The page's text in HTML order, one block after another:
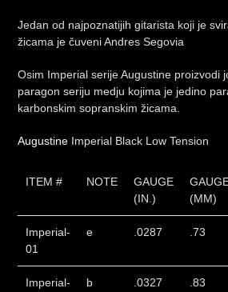
Jedan od najpoznatijih gitarista koji je
žicama je čuveni Andres Segovia
Osim Imperial serije Augustine proizvodi
paragon seriju medju kojima je jedino
karbonskim sopranskim žicama.
Augustine Imperial Black Low Tension
ITEM # NOTE
GAUGE
(IN.)
(MM)
Imperial-
01
e .0287 .73
Imperial-
b .0327 .83